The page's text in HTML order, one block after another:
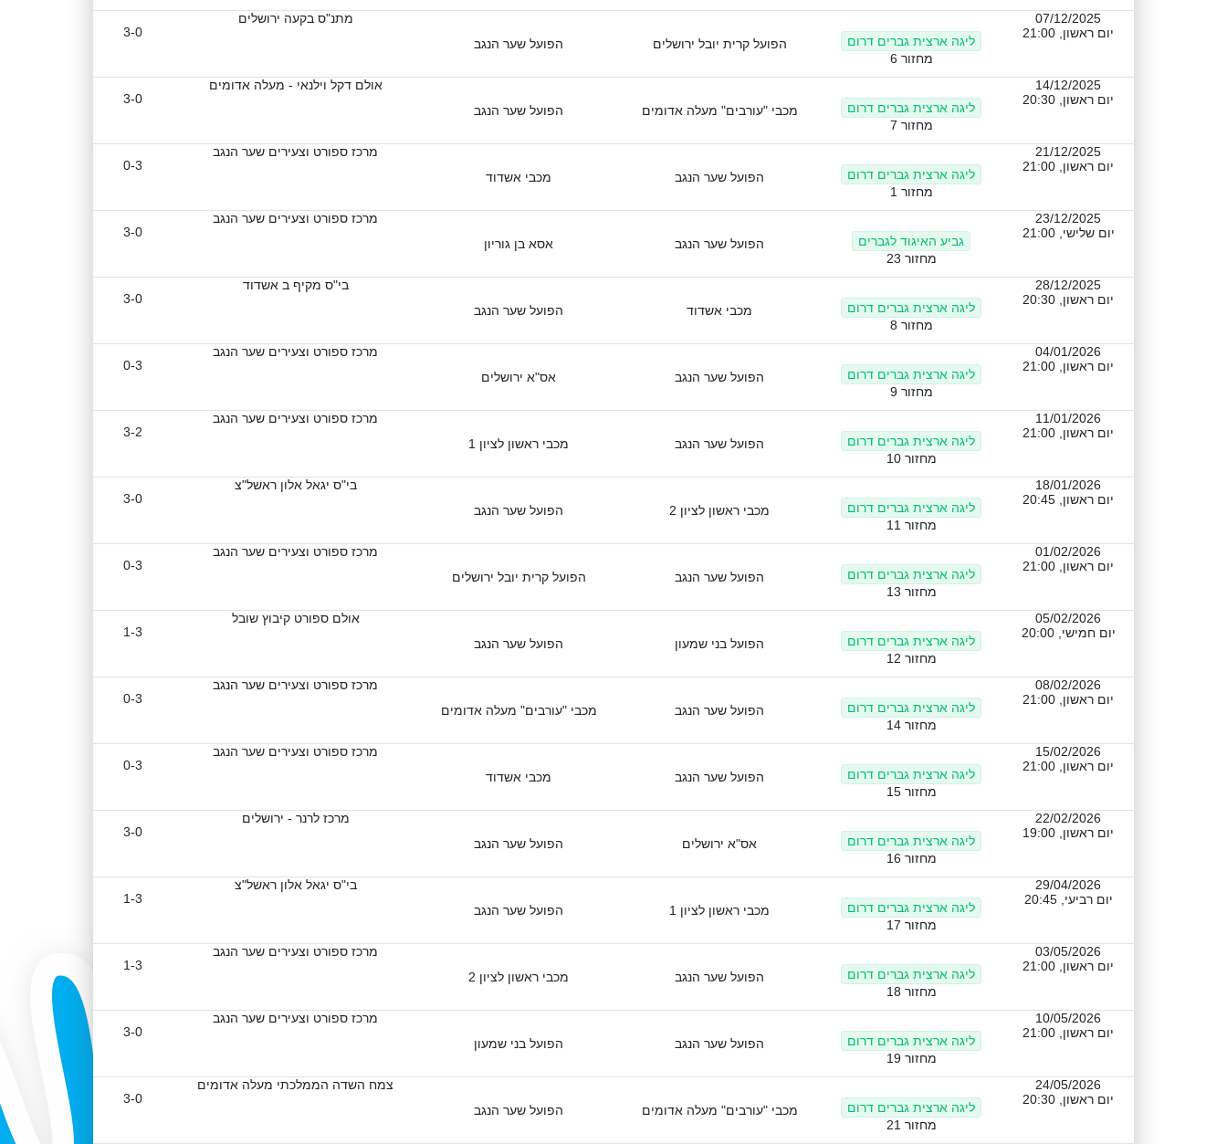
07/12/2025
יום ראשון, 21:00
ליגה ארצית גברים דרום
מחזור 6
הפועל קרית יובל ירושלים הפועל שער הנגב
מתנ"ס בקעה ירושלים
3-0
14/12/2025
יום ראשון, 20:30
ליגה ארצית גברים דרום
מחזור 7
מכבי "עורבים" מעלה אדומים הפועל שער הנגב
אולם דקל וילנאי - מעלה אדומים
3-0
21/12/2025
יום ראשון, 21:00
ליגה ארצית גברים דרום
מחזור 1
הפועל שער הנגב מכבי אשדוד
מרכז ספורט וצעירים שער הנגב
0-3
23/12/2025
יום שלישי, 21:00
גביע האיגוד לגברים
מחזור 23
הפועל שער הנגב אסא בן גוריון
מרכז ספורט וצעירים שער הנגב
3-0
28/12/2025
יום ראשון, 20:30
ליגה ארצית גברים דרום
מחזור 8
מכבי אשדוד הפועל שער הנגב
בי"ס מקיף ב אשדוד
3-0
04/01/2026
יום ראשון, 21:00
ליגה ארצית גברים דרום
מחזור 9
הפועל שער הנגב אס"א ירושלים
מרכז ספורט וצעירים שער הנגב
0-3
11/01/2026
יום ראשון, 21:00
ליגה ארצית גברים דרום
מחזור 10
הפועל שער הנגב מכבי ראשון לציון 1
מרכז ספורט וצעירים שער הנגב
3-2
18/01/2026
יום ראשון, 20:45
ליגה ארצית גברים דרום
מחזור 11
מכבי ראשון לציון 2 הפועל שער הנגב
בי"ס יגאל אלון ראשל"צ
3-0
01/02/2026
יום ראשון, 21:00
ליגה ארצית גברים דרום
מחזור 13
הפועל שער הנגב הפועל קרית יובל ירושלים
מרכז ספורט וצעירים שער הנגב
0-3
05/02/2026
יום חמישי, 20:00
ליגה ארצית גברים דרום
מחזור 12
הפועל בני שמעון הפועל שער הנגב
אולם ספורט קיבוץ שובל
1-3
08/02/2026
יום ראשון, 21:00
ליגה ארצית גברים דרום
מחזור 14
הפועל שער הנגב מכבי "עורבים" מעלה אדומים
מרכז ספורט וצעירים שער הנגב
0-3
15/02/2026
יום ראשון, 21:00
ליגה ארצית גברים דרום
מחזור 15
הפועל שער הנגב מכבי אשדוד
מרכז ספורט וצעירים שער הנגב
0-3
22/02/2026
יום ראשון, 19:00
ליגה ארצית גברים דרום
מחזור 16
אס"א ירושלים הפועל שער הנגב
מרכז לרנר - ירושלים
3-0
29/04/2026
יום רביעי, 20:45
ליגה ארצית גברים דרום
מחזור 17
מכבי ראשון לציון 1 הפועל שער הנגב
בי"ס יגאל אלון ראשל"צ
1-3
03/05/2026
יום ראשון, 21:00
ליגה ארצית גברים דרום
מחזור 18
הפועל שער הנגב מכבי ראשון לציון 2
מרכז ספורט וצעירים שער הנגב
1-3
10/05/2026
יום ראשון, 21:00
ליגה ארצית גברים דרום
מחזור 19
הפועל שער הנגב הפועל בני שמעון
מרכז ספורט וצעירים שער הנגב
3-0
24/05/2026
יום ראשון, 20:30
ליגה ארצית גברים דרום
מחזור 21
מכבי "עורבים" מעלה אדומים הפועל שער הנגב
צמח השדה הממלכתי מעלה אדומים
3-0